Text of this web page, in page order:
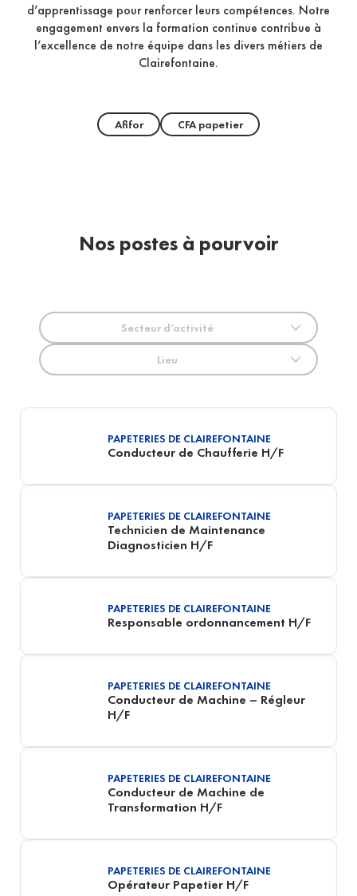
d’apprentissage pour renforcer leurs compétences. Notre
engagement envers la formation continue contribue à
l’excellence de notre équipe dans les divers métiers de
Clairefontaine.
Afifor CFA papetier
Nos postes à pourvoir
Secteur d’activité
Lieu
PAPETERIES DE CLAIREFONTAINE
Conducteur de Chaufferie H/F
PAPETERIES DE CLAIREFONTAINE
Technicien de Maintenance
Diagnosticien H/F
PAPETERIES DE CLAIREFONTAINE
Responsable ordonnancement H/F
PAPETERIES DE CLAIREFONTAINE
Conducteur de Machine – Régleur
H/F
PAPETERIES DE CLAIREFONTAINE
Conducteur de Machine de
Transformation H/F
PAPETERIES DE CLAIREFONTAINE
Opérateur Papetier H/F